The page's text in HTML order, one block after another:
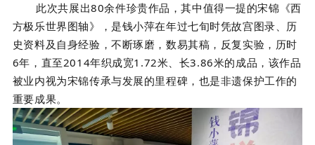
此次共展出80余件珍贵作品，其中值得一提的宋锦《西
方极乐世界图轴》，是钱小萍在年过七旬时凭故宫图录、历
史资料及自身经验，不断琢磨，数易其稿，反复实验，历时
6年，直至2014年织成宽1.72米、长3.86米的成品，该作品
被业内视为宋锦传承与发展的里程碑，也是非遗保护工作的
重要成果。